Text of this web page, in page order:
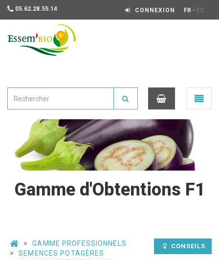
05.62.28.55.14 CONNEXION FR - ES
0
Ouvrir
le
Gamme d'Obtentions F1
CONSEILS
GAMME PROFESSIONNELS
SEMENCES POTAGÈRES